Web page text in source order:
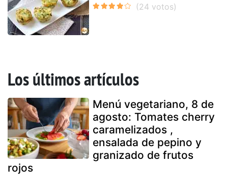
Los últimos artículos
Menú vegetariano, 8 de
agosto: Tomates cherry
caramelizados ,
ensalada de pepino y
granizado de frutos
rojos